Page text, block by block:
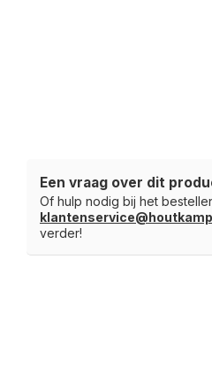
Een vraag over dit
Of hulp nodig bij het
verder!